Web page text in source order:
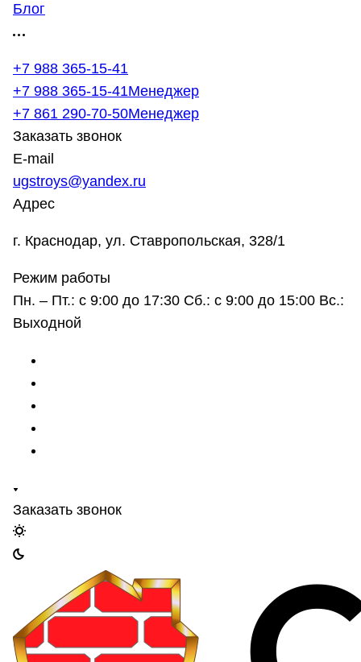
Блог
+7 988 365-15-41
+7 988 365-15-41Менеджер
+7 861 290-70-50Менеджер
Заказать звонок
E-mail
ugstroys@yandex.ru
Адрес
г. Краснодар, ул. Ставропольская, 328/1
Режим работы
Пн. – Пт.: с 9:00 до 17:30 Сб.: с 9:00 до 15:00 Вс.:
Выходной
Заказать звонок